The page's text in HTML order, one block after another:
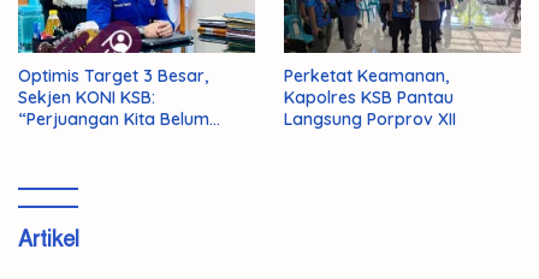
Optimis Target 3 Besar,
Sekjen KONI KSB:
“Perjuangan Kita Belum
Perketat Keamanan,
Kapolres KSB Pantau
Langsung Porprov XII
Artikel